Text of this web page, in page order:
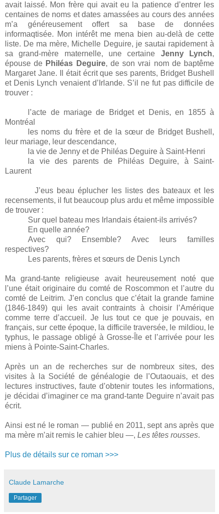
avait laissé. Mon frère qui avait eu la patience d’entrer les
centaines de noms et dates amassées au cours des années
m’a généreusement offert sa base de données
informaqtisée. Mon intérêt me mena bien au-delà de cette
liste. De ma mère, Michelle Deguire, je sautai rapidement à
sa grand-mère maternelle, une certaine Jenny Lynch,
épouse de Philéas Deguire, de son vrai nom de baptême
Margaret Jane. Il était écrit que ses parents, Bridget Bushell
et Denis Lynch venaient d’Irlande. S’il ne fut pas difficile de
trouver :
l’acte de mariage de Bridget et Denis, en 1855 à
Montréal
les noms du frère et de la sœur de Bridget Bushell,
leur mariage, leur descendance,
la vie de Jenny et de Philéas Deguire à Saint-Henri
la vie des parents de Philéas Deguire, à Saint-
Laurent
J’eus beau éplucher les listes des bateaux et les
recensements, il fut beaucoup plus ardu et même impossible
de trouver :
Sur quel bateau mes Irlandais étaient-ils arrivés?
En quelle année?
Avec qui? Ensemble? Avec leurs familles
respectives?
Les parents, frères et sœurs de Denis Lynch
Ma grand-tante religieuse avait heureusement noté que
l’une était originaire du comté de Roscommon et l’autre du
comté de Leitrim. J’en conclus que c’était la grande famine
(1846-1849) qui les avait contraints à choisir l’Amérique
comme terre d’accueil. Je lus tout ce que je pouvais, en
français, sur cette époque, la difficile traversée, le mildiou, le
typhus, le passage obligé à Grosse-Île et l’arrivée pour les
miens à Pointe-Saint-Charles.
Après un an de recherches sur de nombreux sites, des
visites à la Société de généalogie de l’Outaouais, et des
lectures instructives, faute d’obtenir toutes les informations,
je décidai d’imaginer ce ma grand-tante Deguire n’avait pas
écrit.
Ainsi est né le roman — publié en 2011, sept ans après que
ma mère m’ait remis le cahier bleu —, Les têtes rousses.
Plus de détails sur ce roman >>>
Claude Lamarche
Partager